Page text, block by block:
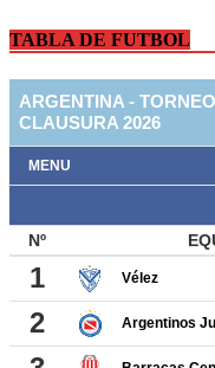
TABLA DE FUTBOL